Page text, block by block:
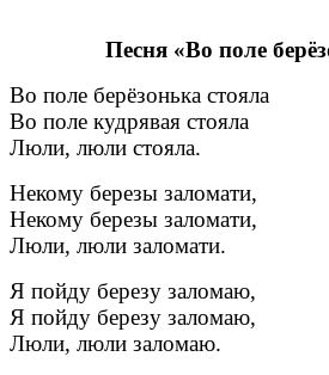
Песня «Во поле
Во поле берёзонька стояла
Во поле кудрявая стояла
Люли, люли стояла.
Некому березы заломати,
Некому березы заломати,
Люли, люли заломати.
Я пойду березу заломаю,
Я пойду березу заломаю,
Люли, люли заломаю.